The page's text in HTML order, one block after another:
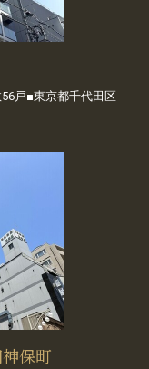
戸■東京都千代田区
保町